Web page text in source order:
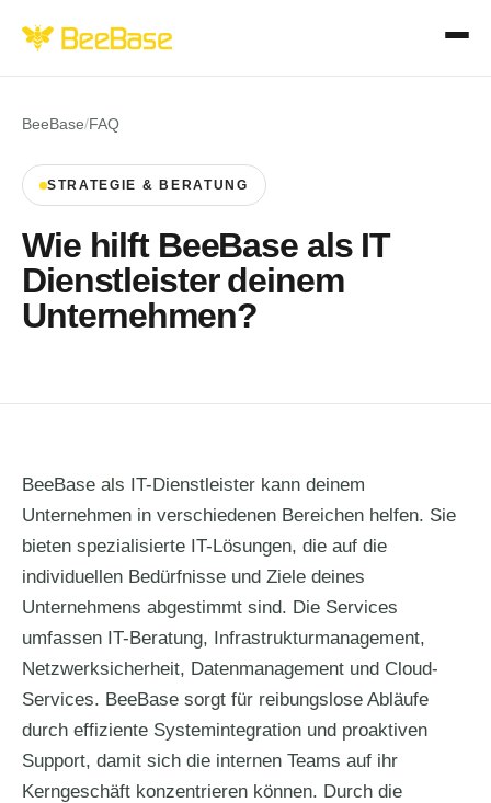
BeeBase/FAQ
STRATEGIE & BERATUNG
Wie hilft BeeBase als IT
Dienstleister deinem
Unternehmen?
BeeBase als IT-Dienstleister kann deinem
Unternehmen in verschiedenen Bereichen helfen. Sie
bieten spezialisierte IT-Lösungen, die auf die
individuellen Bedürfnisse und Ziele deines
Unternehmens abgestimmt sind. Die Services
umfassen IT-Beratung, Infrastrukturmanagement,
Netzwerksicherheit, Datenmanagement und Cloud-
Services. BeeBase sorgt für reibungslose Abläufe
durch effiziente Systemintegration und proaktiven
Support, damit sich die internen Teams auf ihr
Kerngeschäft konzentrieren können. Durch die